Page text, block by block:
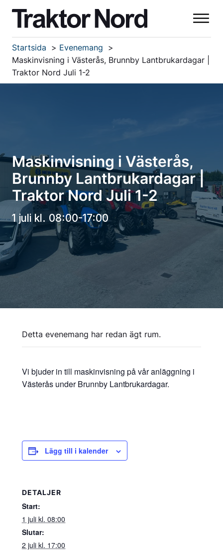
Startsida
Evenemang
Maskinvisning i Västerås, Brunnby Lantbrukardagar |
Traktor Nord Juli 1-2
Maskinvisning i Västerås,
Brunnby Lantbrukardagar |
Traktor Nord Juli 1-2
1 juli kl. 08:00-17:00
Detta evenemang har redan ägt rum.
Vi bjuder in till maskinvisning på vår anläggning i
Västerås under Brunnby Lantbrukardagar.
Lägg till i kalender
DETALJER
Start:
1 juli kl. 08:00
Slutar:
2 juli kl. 17:00